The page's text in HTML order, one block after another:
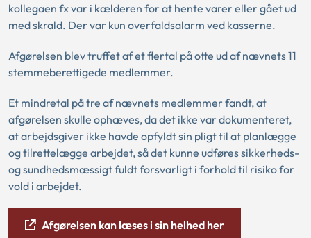
kollegaen fx var i kælderen for at hente varer eller gået ud
med skrald. Der var kun overfaldsalarm ved kasserne.
Afgørelsen blev truffet af et flertal på otte ud af nævnets 11
stemmeberettigede medlemmer.
Et mindretal på tre af nævnets medlemmer fandt, at
afgørelsen skulle ophæves, da det ikke var dokumenteret,
at arbejdsgiver ikke havde opfyldt sin pligt til at planlægge
og tilrettelægge arbejdet, så det kunne udføres sikkerheds-
og sundhedsmæssigt fuldt forsvarligt i forhold til risiko for
vold i arbejdet.
Afgørelsen kan læses i sin helhed her